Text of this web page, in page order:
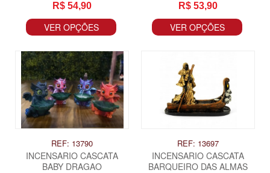
R$ 54,90
VER OPÇÕES
R$ 53,90
VER OPÇÕES
REF: 13790
INCENSARIO CASCATA
BABY DRAGAO
REF: 13697
INCENSARIO CASCATA
BARQUEIRO DAS ALMAS